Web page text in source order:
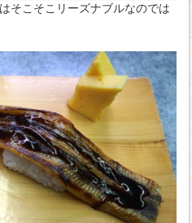
そこそこリーズナブルなのでは